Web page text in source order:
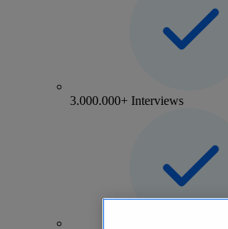
3.000.000+ Interviews